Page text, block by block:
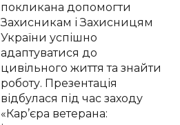
покликана допомогти
Захисникам і Захисницям
України успішно
адаптуватися до
цивільного життя та знайти
роботу. Презентація
відбулася під час заходу
«Кар’єра ветерана: